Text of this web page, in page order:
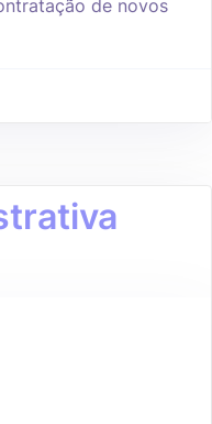
de novos